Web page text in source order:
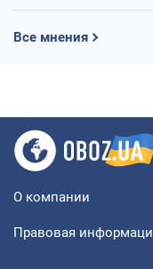
Все мнения
О компании
Правовая